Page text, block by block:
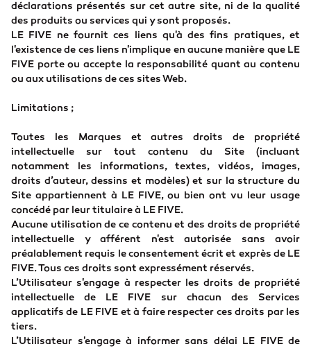
déclarations présentés sur cet autre site, ni de la qualité
des produits ou services qui y sont proposés.
LE FIVE ne fournit ces liens qu'à des fins pratiques, et
l'existence de ces liens n'implique en aucune manière que LE
FIVE porte ou accepte la responsabilité quant au contenu
ou aux utilisations de ces sites Web.
Limitations ;
Toutes les Marques et autres droits de propriété
intellectuelle sur tout contenu du Site (incluant
notamment les informations, textes, vidéos, images,
droits d’auteur, dessins et modèles) et sur la structure du
Site appartiennent à LE FIVE, ou bien ont vu leur usage
concédé par leur titulaire à LE FIVE.
Aucune utilisation de ce contenu et des droits de propriété
intellectuelle y afférent n'est autorisée sans avoir
préalablement requis le consentement écrit et exprès de LE
FIVE. Tous ces droits sont expressément réservés.
L’Utilisateur s'engage à respecter les droits de propriété
intellectuelle de LE FIVE sur chacun des Services
applicatifs de LE FIVE et à faire respecter ces droits par les
tiers.
L’Utilisateur s'engage à informer sans délai LE FIVE de